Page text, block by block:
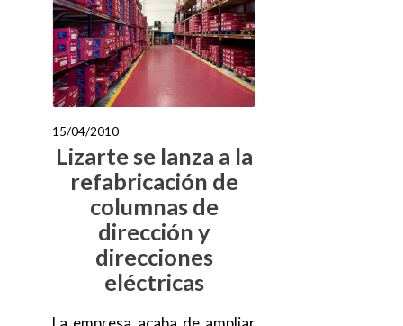
15/04/2010
Lizarte se lanza a la
refabricación de
columnas de
dirección y
direcciones
eléctricas